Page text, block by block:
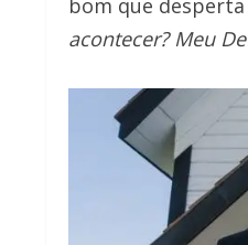
acontecer? Meu